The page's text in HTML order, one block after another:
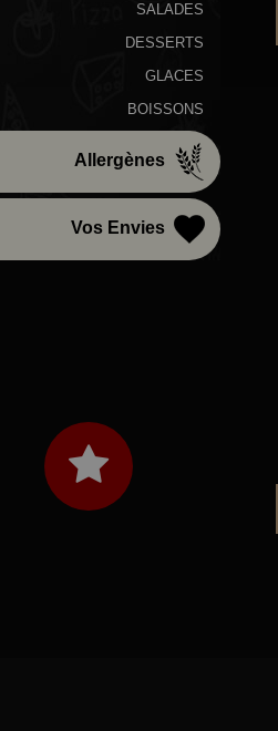
SALADES
DESSERTS
GLACES
BOISSONS
Allergènes
Vos Envies